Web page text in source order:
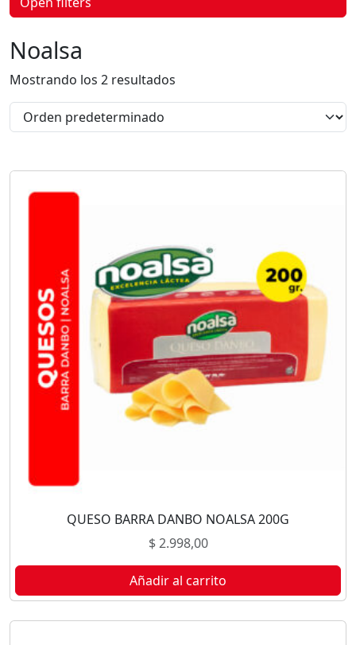
d
u
c
t
o
Noalsa
Mostrando los 2 resultados
QUESO BARRA DANBO NOALSA 200G
$2.998,00
Añadir al carrito